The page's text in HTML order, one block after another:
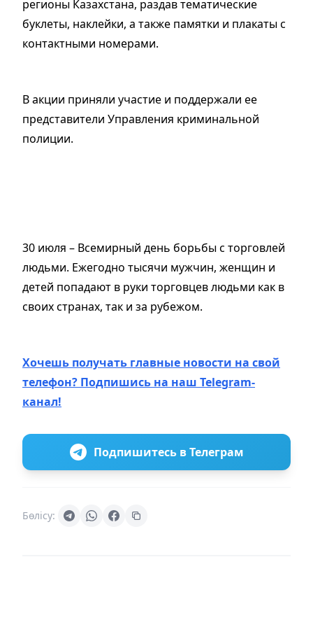
регионы Казахстана, раздав тематические
буклеты, наклейки, а также памятки и плакаты с
контактными номерами.
В акции приняли участие и поддержали ее
представители Управления криминальной
полиции.
30 июля – Всемирный день борьбы с торговлей
людьми. Ежегодно тысячи мужчин, женщин и
детей попадают в руки торговцев людьми как в
своих странах, так и за рубежом.
Хочешь получать главные новости на свой
телефон? Подпишись на наш Telegram-
канал!
Подпишитесь в Телеграм
Бөлісу: